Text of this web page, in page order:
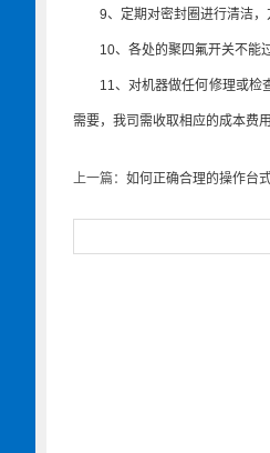
9、定期对密封圈进行清洁，
10、各处的聚四氟开关不能
11、对机器做任何修理或检查
需要，我司需收取相应的成本费
上一篇： 如何正确合理的操作台